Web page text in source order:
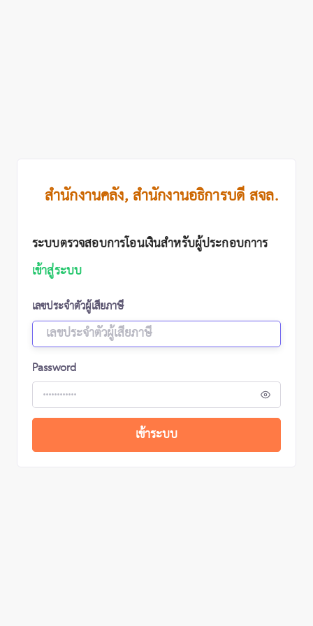
สำนักงานคลัง, สำนักงานอธิการบดี สจล.
ระบบตรวจสอบการโอนเงินสำหรับผู้ประกอบกาาร
เข้าสู่ระบบ
เลขประจำตัวผู้เสียภาษี
Password
เข้าระบบ